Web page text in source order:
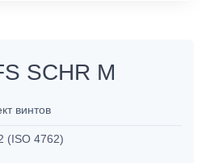
SCHR M
винтов
(ISO 4762)